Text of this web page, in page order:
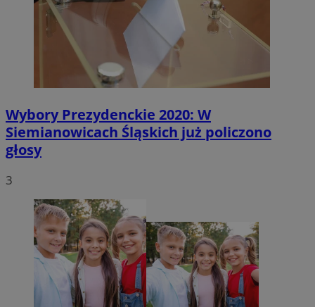
Wybory Prezydenckie 2020: W
Siemianowicach Śląskich już policzono
głosy
3